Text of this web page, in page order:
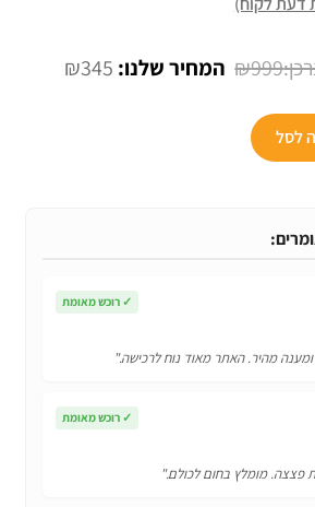
₪999
המחיר
₪345 המחיר
לסל
✓ רוכש מאומת
מהיר. האתר מאוד נוח לרכישה."
✓ רוכש מאומת
פצצה. מומלץ בחום לכולם."